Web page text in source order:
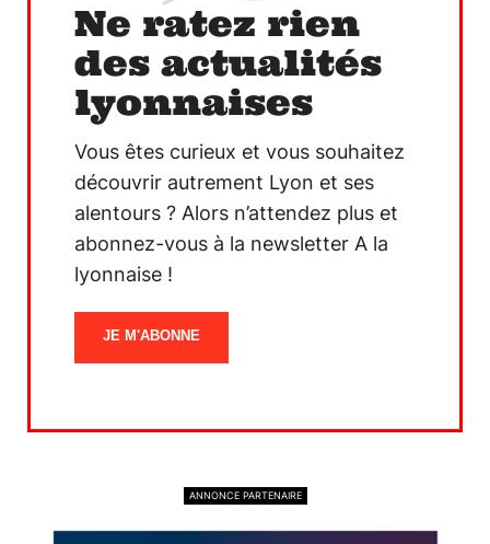
Ne ratez rien
des actualités
lyonnaises
Vous êtes curieux et vous souhaitez
découvrir autrement Lyon et ses
alentours ? Alors n’attendez plus et
abonnez-vous à la newsletter A la
lyonnaise !
JE M'ABONNE
ANNONCE PARTENAIRE